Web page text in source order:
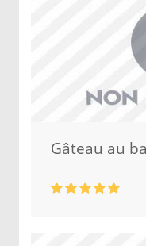
Gâteau au